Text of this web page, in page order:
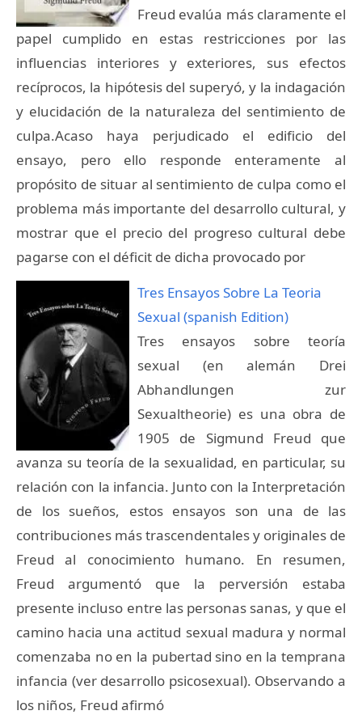
Freud evalúa más claramente el
papel cumplido en estas restricciones por las
influencias interiores y exteriores, sus efectos
recíprocos, la hipótesis del superyó, y la indagación
y elucidación de la naturaleza del sentimiento de
culpa.Acaso haya perjudicado el edificio del
ensayo, pero ello responde enteramente al
propósito de situar al sentimiento de culpa como el
problema más importante del desarrollo cultural, y
mostrar que el precio del progreso cultural debe
pagarse con el déficit de dicha provocado por
Tres Ensayos Sobre La Teoria
Sexual (spanish Edition)
Tres ensayos sobre teoría
sexual (en alemán Drei
Abhandlungen zur
Sexualtheorie) es una obra de
1905 de Sigmund Freud que
avanza su teoría de la sexualidad, en particular, su
relación con la infancia. Junto con la Interpretación
de los sueños, estos ensayos son una de las
contribuciones más trascendentales y originales de
Freud al conocimiento humano. En resumen,
Freud argumentó que la perversión estaba
presente incluso entre las personas sanas, y que el
camino hacia una actitud sexual madura y normal
comenzaba no en la pubertad sino en la temprana
infancia (ver desarrollo psicosexual). Observando a
los niños, Freud afirmó